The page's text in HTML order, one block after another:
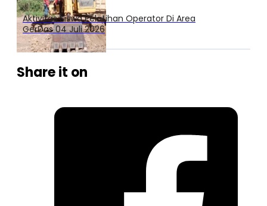
Aktivitas Siswa Pelatihan Operator Di Area
GerDas 04 Juli 2026
Share it on